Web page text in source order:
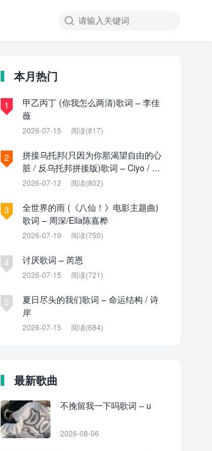

本月热门
1
甲乙丙丁 (你我怎么两清)歌词 – 李佳
薇
2026-07-15 阅读(817)
2
拼接乌托邦(只因为你那渴望自由的心
脏 / 反乌托邦拼接版)歌词 – Ciyo / 见
过夏天P / 乌托邦P
2026-07-12 阅读(802)
3
全世界的雨 (《八仙！》电影主题曲)
歌词 – 周深/Ella陈嘉桦
2026-07-19 阅读(750)
4 讨厌歌词 – 芮恩
2026-07-15 阅读(721)
5
夏日尽头的我们歌词 – 命运结构 / 诗
岸
2026-07-15 阅读(684)
最新歌曲
不挽留我一下吗歌词 – u
2026-08-06